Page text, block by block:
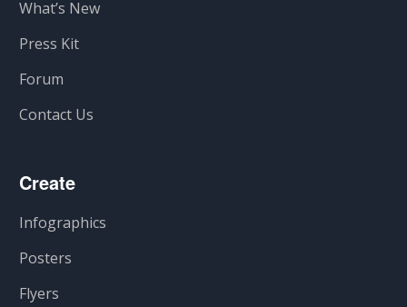
What’s New
Press Kit
Forum
Contact Us
Create
Infographics
Posters
Flyers